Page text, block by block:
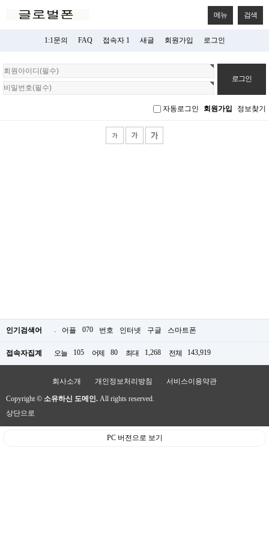
메뉴 검색
1:1문의 FAQ 접속자 1 새글 회원가입 로그인
회
원
로
자동로그인 회원가입 정보찾기
인기검색어 . 어플 070 번호 인터넷 구글 스마트폰
접속자집계 오늘 105 어제 80 최대 1,268 전체 143,919
회사소개 개인정보처리방침 서비스이용약관
Copyright © 소유하신 도메인. All rights reserved.
상단으로
PC 버전으로 보기